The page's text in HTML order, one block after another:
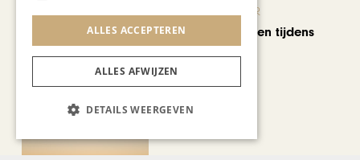
KUNST & CULTUUR
Wereldse beelden tijdens
Cultura Nova
ALLES ACCEPTEREN
ALLES AFWIJZEN
DETAILS WEERGEVEN